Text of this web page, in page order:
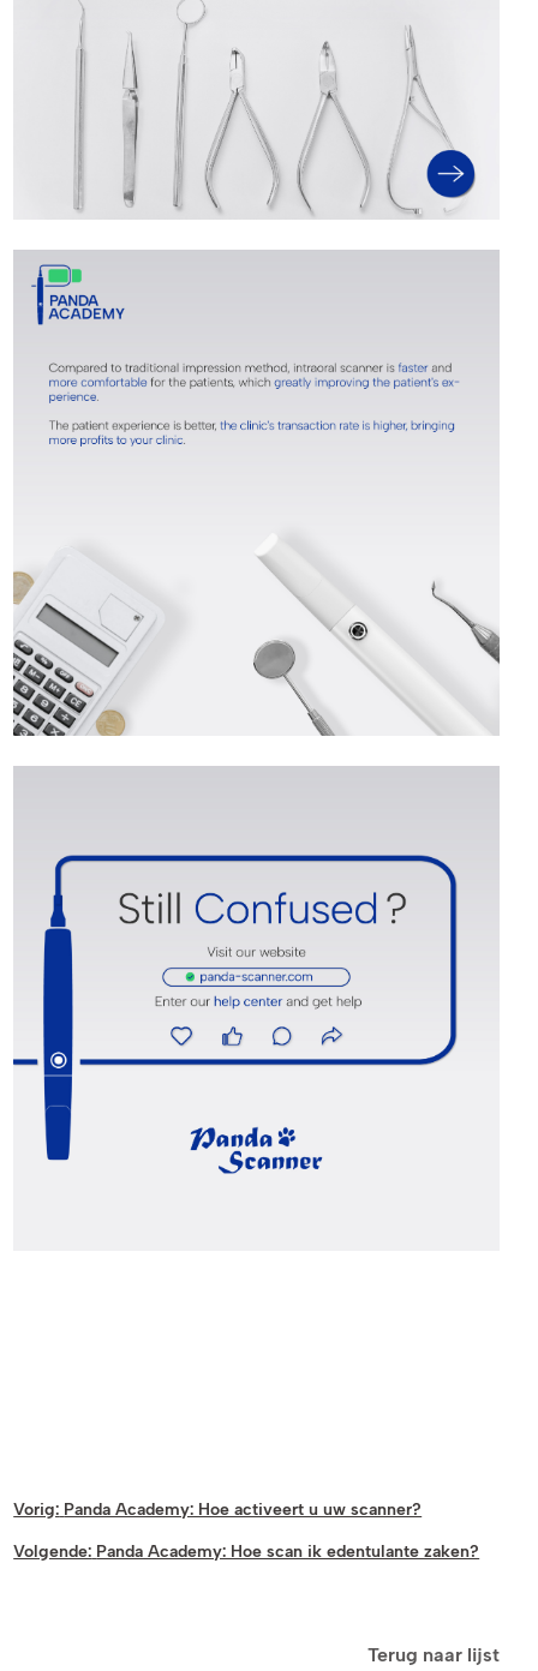
Vorig: Panda Academy: Hoe activeert u uw scanner?
Volgende: Panda Academy: Hoe scan ik edentulante zaken?
Terug naar lijst